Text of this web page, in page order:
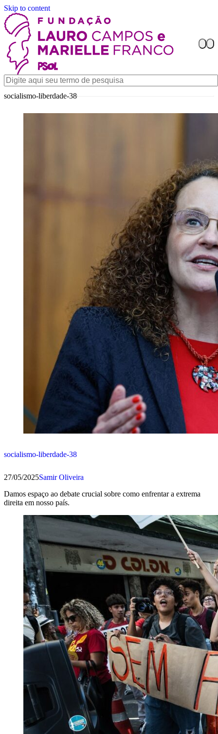
Skip to content
socialismo-liberdade-38
socialismo-liberdade-38
27/05/2025Samir Oliveira
Damos espaço ao debate crucial sobre como enfrentar a extrema
direita em nosso país.